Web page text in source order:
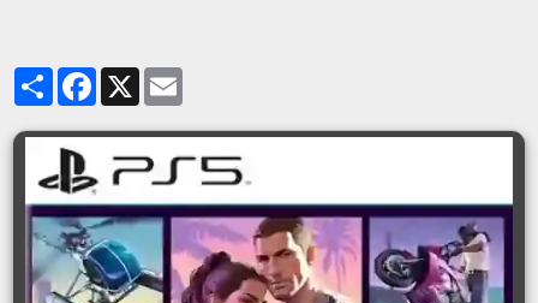
PartagerFacebook
X